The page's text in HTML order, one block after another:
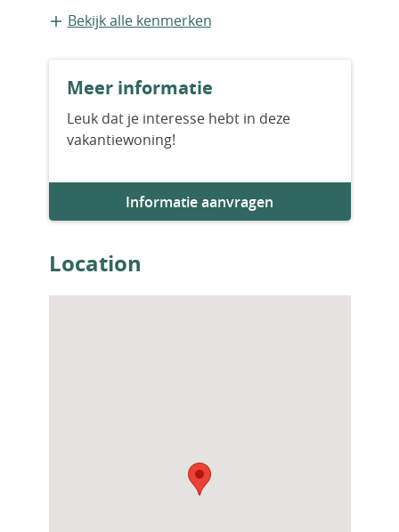
Vrijstaande recreatiewoning
Bestaande bouw
Bekijk alle kenmerken
Meer informatie
Leuk dat je interesse hebt in deze
vakantiewoning!
Informatie aanvragen
Location